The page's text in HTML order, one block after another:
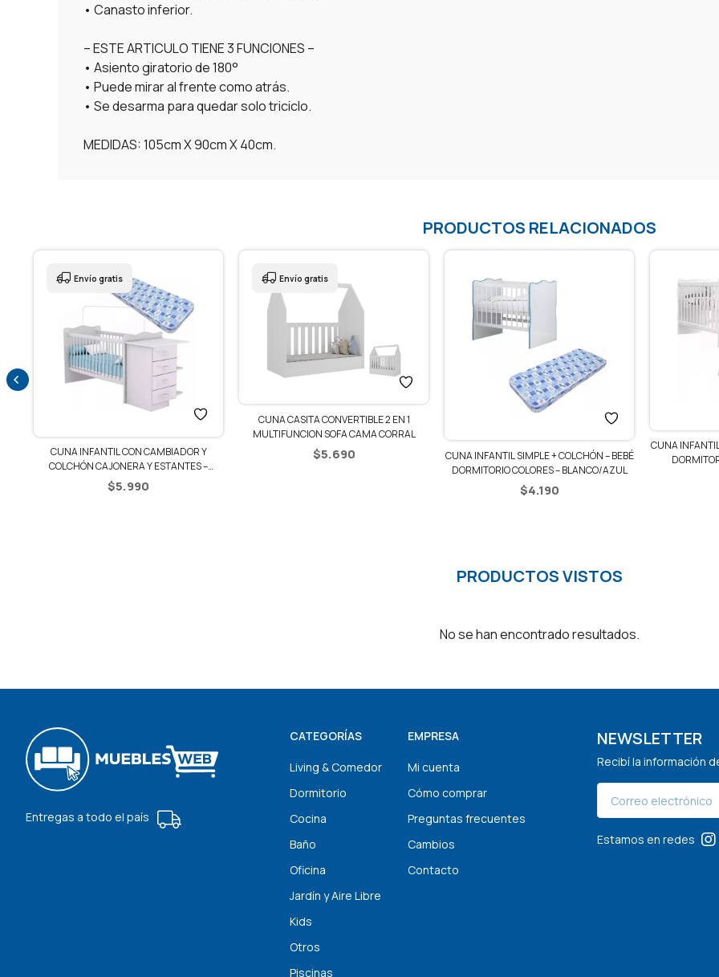
• Canasto inferior.
– ESTE ARTICULO TIENE 3 FUNCIONES –
• Asiento giratorio de 180°
• Puede mirar al frente como atrás.
• Se desarma para quedar solo triciclo.
MEDIDAS: 105cm X 90cm X 40cm.
PRODUCTOS RELACIONADOS
CUNA INFANTIL CON CAMBIADOR Y
COLCHÓN CAJONERA Y ESTANTES –
BLANCO/AZUL
$5.990
Envío gratis
CUNA CASITA CONVERTIBLE 2 EN 1
MULTIFUNCION SOFA CAMA CORRAL
$5.690
Envío gratis
CUNA INFANTIL SIMPLE + COLCHÓN – BEBÉ
DORMITORIO COLORES – BLANCO/AZUL
$4.190
CUNA
PRODUCTOS VISTOS
No se han encontrado resultados.
Entregas a todo el país
CATEGORÍAS
Living & Comedor
Dormitorio
Cocina
Baño
Oficina
Jardín y Aire Libre
Kids
Otros
Piscinas
EMPRESA
Mi cuenta
Cómo comprar
Preguntas frecuentes
Cambios
Contacto
NEWSLETTER
Recibí la información
Estamos en redes